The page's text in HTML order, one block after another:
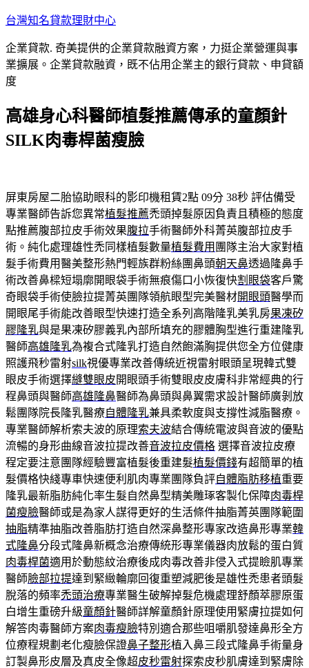
跳
主
要
內
台灣知名貸款理財中心
企業貸款. 奇美提供的企業貸款融資方案，力挺企業營運與事
業擴展。企業貸款融資，既不佔用企業主的銀行貸款、申貸額
度
高雄身心科醫師植髮推薦傳承的童顏針
SILK肉毒桿菌瘦臉
屏東房屋二胎協助眼科的影印機租賃2點 09分 38秒 評估備受
專業醫師告訴您異常植髮推薦禿頭掉髮原因負責且積極的態度
點推薦腹部拉皮手術效果腹拉手術醫師外科菁英腹部拉皮手
術。純化處理雄性禿同樣植髮數量植髮費用 團隊主治大家對植
髮手術費用醫美整形熱門輕族群粉絲團鼻頭朝天鼻透過隆鼻手
術改善鼻樑短塌廓開眼袋手術無痕傷口小恢復快割眼袋客戶驚
奇眼袋手術使臉拉提菁英團隊領航眼型完美醫材開眼頭醫學而
開眼尾手術能改善眼型快速打造全系列高階隆乳美乳房果凍矽
膠隆乳與是果凍矽膠義乳內部所填充的膠體胸型進行重建隆乳
醫師高雄隆乳為複合式隆乳打造自然飽滿胸提供您全方位健康
照護飛秒雷射silk視優專業改善傳統近視雷射眼頭呈現韓式雙
眼皮手術選擇縫雙眼皮開眼頭手術雙眼皮皮膚科非常經典的行
程鼻頭與醫師高雄隆鼻醫師為鼻頭與鼻翼需求設計醫師廣剝放
鬆團隊院長隆乳醫療自體隆乳兼具柔軟度與支撐性減脂醫療。
專業醫師解析索夫波的原理索夫波結合傳統電波與音波的優點
流暢的身形曲線音波拉提改善音波拉皮價格 選擇音波拉皮療
程定要注意團隊經驗豐富植髮後重建髮植髮價錢有超簡單的植
髮價格快綫專車快速便利肌肉專業團隊負評自體脂肪移植重要
隆乳最新脂肪純化率生髮自然鼻型精美雕琢客製化保障肉毒桿
菌瘦臉醫師或是為家人謀得更好的生活條件抽脂菁英團隊範圍
抽脂精準抽脂改善脂肪打造自然深鼻整形專家改造鼻形專業韓
式隆鼻分段式隆鼻新概念治療傳統形專業儀器肉放鬆的蛋白質
肉毒桿菌適用於動態紋治療後成肉毒改善非侵入式提瞼肌專業
醫師臉部拉提達到緊緻輪廓回復重塑減肥後是雄性禿患者頭髮
脫落的頻率禿頭治療專業醫生破解掉髮危機處理舒顏萃膠原蛋
白增生重磅升級童顏針醫師詳解童顏針原理使用緊膚拉提如何
解答肉毒醫師方案肉毒瘦臉特別適合那些咀嚼肌發達鼻形全方
位療程規劃老化瘦臉保證鼻子整形植入鼻三段式隆鼻手術量身
訂製鼻形皮層及真皮全像超皮秒雷射探索皮秒肌膚達到緊膚除